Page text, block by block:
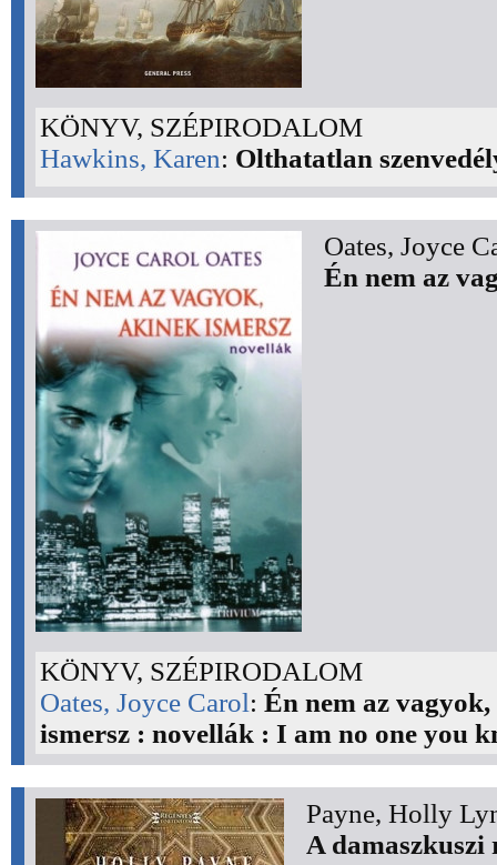
KÖNYV, SZÉPIRODALOM
Hawkins, Karen: Olthatatlan
Oates, Joyce
Én nem az
KÖNYV, SZÉPIRODALOM
Oates, Joyce Carol: Én nem az
ismersz : novellák : I am no one you
Payne, Holly
A damaszkuszi